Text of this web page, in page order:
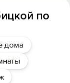
по
дома